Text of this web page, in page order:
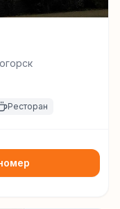
Ресторан